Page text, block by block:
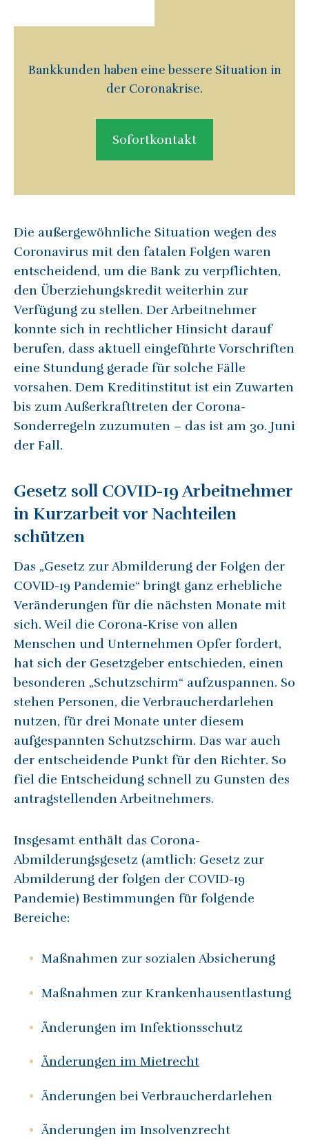
Bankkunden haben eine bessere Situation in
der Coronakrise.
Sofortkontakt
Die außergewöhnliche Situation wegen des
Coronavirus mit den fatalen Folgen waren
entscheidend, um die Bank zu verpflichten,
den Überziehungskredit weiterhin zur
Verfügung zu stellen. Der Arbeitnehmer
konnte sich in rechtlicher Hinsicht darauf
berufen, dass aktuell eingeführte Vorschriften
eine Stundung gerade für solche Fälle
vorsahen. Dem Kreditinstitut ist ein Zuwarten
bis zum Außerkrafttreten der Corona-
Sonderregeln zuzumuten – das ist am 30. Juni
der Fall.
Gesetz soll COVID-19 Arbeitnehmer
in Kurzarbeit vor Nachteilen
schützen
Das „Gesetz zur Abmilderung der Folgen der
COVID-19 Pandemie“ bringt ganz erhebliche
Veränderungen für die nächsten Monate mit
sich. Weil die Corona-Krise von allen
Menschen und Unternehmen Opfer fordert,
hat sich der Gesetzgeber entschieden, einen
besonderen „Schutzschirm“ aufzuspannen. So
stehen Personen, die Verbraucherdarlehen
nutzen, für drei Monate unter diesem
aufgespannten Schutzschirm. Das war auch
der entscheidende Punkt für den Richter. So
fiel die Entscheidung schnell zu Gunsten des
antragstellenden Arbeitnehmers.
Insgesamt enthält das Corona-
Abmilderungsgesetz (amtlich: Gesetz zur
Abmilderung der folgen der COVID-19
Pandemie) Bestimmungen für folgende
Bereiche:
Maßnahmen zur sozialen Absicherung
Maßnahmen zur Krankenhausentlastung
Änderungen im Infektionsschutz
Änderungen im Mietrecht
Änderungen bei Verbraucherdarlehen
Änderungen im Insolvenzrecht